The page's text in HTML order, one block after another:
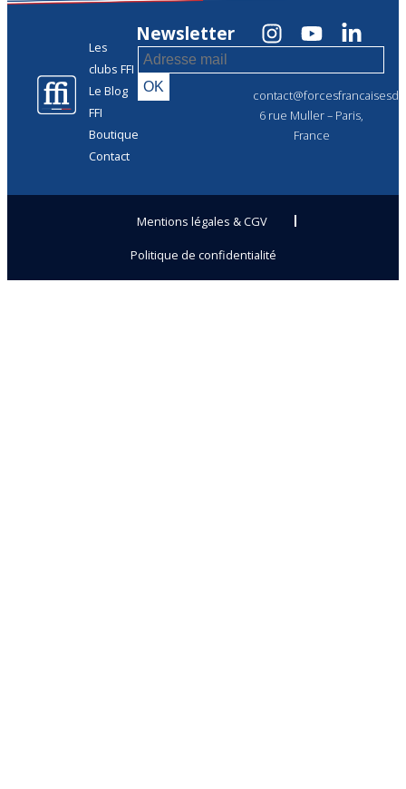
Les
clubs FFI
Le Blog
FFI
Boutique
Contact
6 rue Muller – Paris,
France
Newsletter
Mentions légales & CGV
Politique de confidentialité